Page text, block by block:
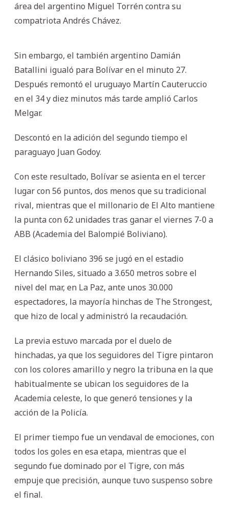
área del argentino Miguel Torrén contra su
compatriota Andrés Chávez.
Sin embargo, el también argentino Damián
Batallini igualó para Bolívar en el minuto 27.
Después remontó el uruguayo Martín Cauteruccio
en el 34 y diez minutos más tarde amplió Carlos
Melgar.
Descontó en la adición del segundo tiempo el
paraguayo Juan Godoy.
Con este resultado, Bolívar se asienta en el tercer
lugar con 56 puntos, dos menos que su tradicional
rival, mientras que el millonario de El Alto mantiene
la punta con 62 unidades tras ganar el viernes 7-0 a
ABB (Academia del Balompié Boliviano).
El clásico boliviano 396 se jugó en el estadio
Hernando Siles, situado a 3.650 metros sobre el
nivel del mar, en La Paz, ante unos 30.000
espectadores, la mayoría hinchas de The Strongest,
que hizo de local y administró la recaudación.
La previa estuvo marcada por el duelo de
hinchadas, ya que los seguidores del Tigre pintaron
con los colores amarillo y negro la tribuna en la que
habitualmente se ubican los seguidores de la
Academia celeste, lo que generó tensiones y la
acción de la Policía.
El primer tiempo fue un vendaval de emociones, con
todos los goles en esa etapa, mientras que el
segundo fue dominado por el Tigre, con más
empuje que precisión, aunque tuvo suspenso sobre
el final.